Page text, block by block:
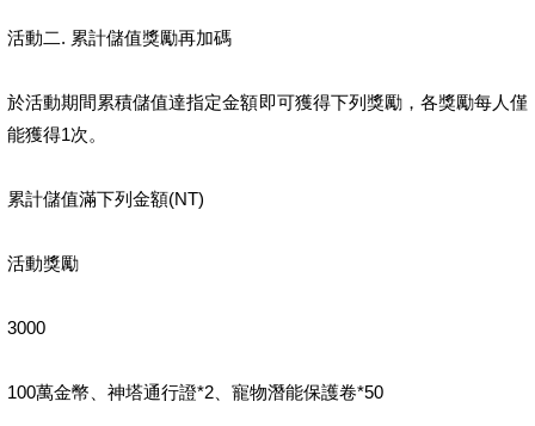
活動二. 累計儲值獎勵再加碼
於活動期間累積儲值達指定金額即可獲得下列獎勵，各獎勵每人僅
能獲得1次。
累計儲值滿下列金額(NT)
活動獎勵
3000
100萬金幣、神塔通行證*2、寵物潛能保護卷*50